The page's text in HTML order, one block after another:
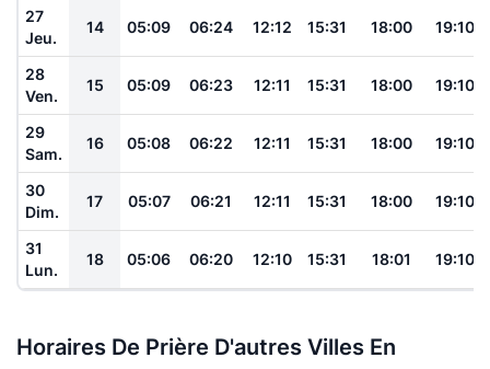
27
Jeu.
14 05:09 06:24 12:12 15:31 18:00 19:10
28
Ven.
15 05:09 06:23 12:11 15:31 18:00 19:10
29
Sam.
16 05:08 06:22 12:11 15:31 18:00 19:10
30
Dim.
17 05:07 06:21 12:11 15:31 18:00 19:10
31
Lun.
18 05:06 06:20 12:10 15:31 18:01 19:10
Horaires De Prière D'autres Villes En